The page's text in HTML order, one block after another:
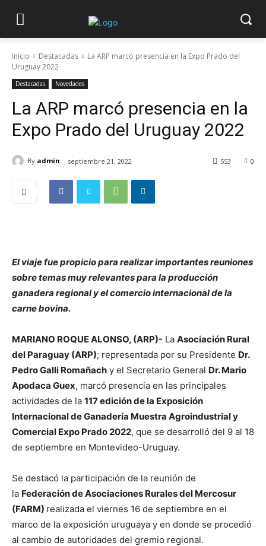
Inicio Destacadas
La ARP marcó presencia en la Expo Prado del
Uruguay 2022
Destacadas Novedades
La ARP marcó presencia en la
Expo Prado del Uruguay 2022
By admin septiembre 21, 2022 0
553
El viaje fue propicio para realizar importantes reuniones
sobre temas muy relevantes para la producción
ganadera regional y el comercio internacional de la
carne bovina.
MARIANO ROQUE ALONSO, (ARP)- La Asociación Rural
del Paraguay (ARP); representada por su Presidente Dr.
Pedro Galli Romañach y el Secretario General Dr. Mario
Apodaca Guex, marcó presencia en las principales
actividades de la 117 edición de la Exposición
Internacional de Ganadería Muestra Agroindustrial y
Comercial Expo Prado 2022, que se desarrolló del 9 al 18
de septiembre en Montevideo-Uruguay.
Se destacó la participación de la reunión de
la Federación de Asociaciones Rurales del Mercosur
(FARM) realizada el viernes 16 de septiembre en el
marco de la exposición uruguaya y en donde se procedió
al cambio de autoridades del gremio regional.